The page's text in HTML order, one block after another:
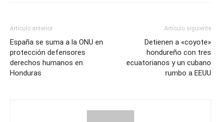
Artículo anterior
España se suma a la ONU en
protección defensores
derechos humanos en
Honduras
Artículo siguiente
Detienen a «coyote»
hondureño con tres
ecuatorianos y un cubano
rumbo a EEUU